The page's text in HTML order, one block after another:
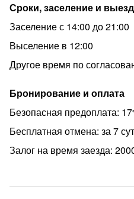
Сроки, заселение и выезд
Заселение с 14:00 до 21:00
Выселение в 12:00
Другое время по
Бронирование и оплата
Безопасная предоплата:
Бесплатная отмена: за 7
Залог на время заезда: